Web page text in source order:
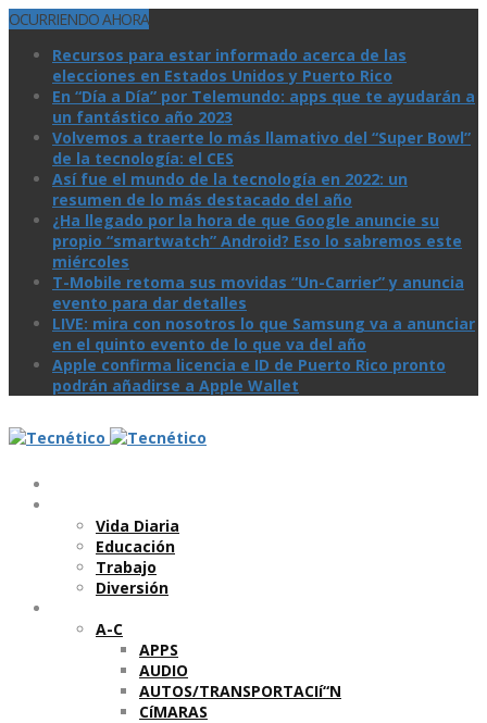
OCURRIENDO AHORA
Recursos para estar informado acerca de las
elecciones en Estados Unidos y Puerto Rico
En “Día a Día” por Telemundo: apps que te ayudarán a
un fantástico año 2023
Volvemos a traerte lo más llamativo del “Super Bowl”
de la tecnologí­a: el CES
Así­ fue el mundo de la tecnologí­a en 2022: un
resumen de lo más destacado del año
¿Ha llegado por la hora de que Google anuncie su
propio “smartwatch” Android? Eso lo sabremos este
miércoles
T-Mobile retoma sus movidas “Un-Carrier” y anuncia
evento para dar detalles
LIVE: mira con nosotros lo que Samsung va a anunciar
en el quinto evento de lo que va del año
Apple confirma licencia e ID de Puerto Rico pronto
podrán añadirse a Apple Wallet
Vida Diaria
Educación
Trabajo
Diversión
A-C
APPS
AUDIO
AUTOS/TRANSPORTACIí“N
CíMARAS